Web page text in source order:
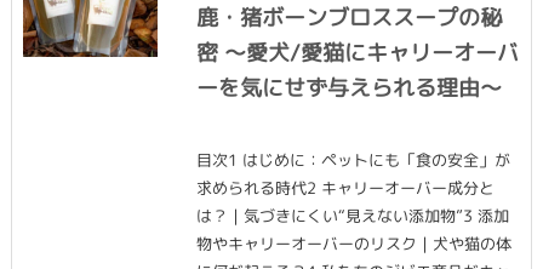
鹿・猪ボーンブロススープの秘
密 〜愛犬/愛猫にキャリーオーバ
ーを気にせず与えられる理由〜
目次1 はじめに：ペットにも「食の安全」が
求められる時代2 キャリーオーバー成分と
は？｜気づきにくい“見えない添加物”3 添加
物やキャリーオーバーのリスク｜犬や猫の体